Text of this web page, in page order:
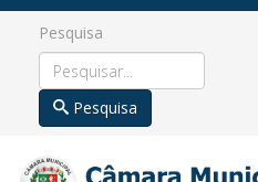
Pesquisa
Pesquisa